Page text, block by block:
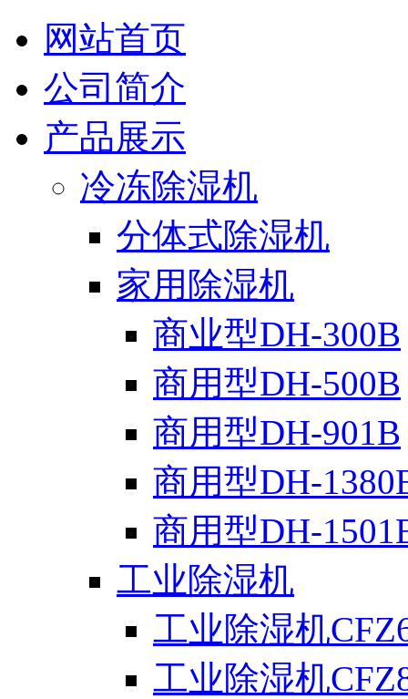
网站首页
公司简介
产品展示
冷冻除湿机
分体式除湿机
家用除湿机
商业型DH-300B
商用型DH-500B
商用型DH-901B
商用型DH-
商用型DH-
工业除湿机
工业除湿机
工业除湿机